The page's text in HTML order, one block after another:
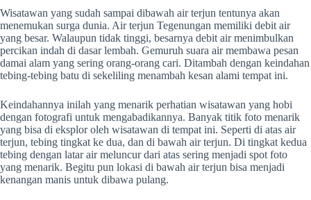
Wisatawan yang sudah sampai dibawah air terjun tentunya akan
menemukan surga dunia. Air terjun Tegenungan memiliki debit air
yang besar. Walaupun tidak tinggi, besarnya debit air menimbulkan
percikan indah di dasar lembah. Gemuruh suara air membawa pesan
damai alam yang sering orang-orang cari. Ditambah dengan keindahan
tebing-tebing batu di sekeliling menambah kesan alami tempat ini.
Keindahannya inilah yang menarik perhatian wisatawan yang hobi
dengan fotografi untuk mengabadikannya. Banyak titik foto menarik
yang bisa di eksplor oleh wisatawan di tempat ini. Seperti di atas air
terjun, tebing tingkat ke dua, dan di bawah air terjun. Di tingkat kedua
tebing dengan latar air meluncur dari atas sering menjadi spot foto
yang menarik. Begitu pun lokasi di bawah air terjun bisa menjadi
kenangan manis untuk dibawa pulang.